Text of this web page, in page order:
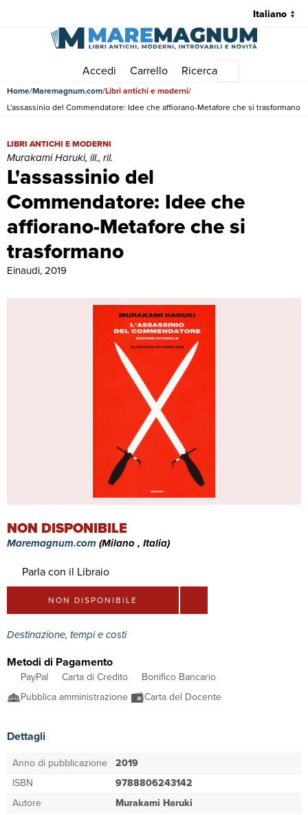
Accedi Carrello Ricerca
Home Maremagnum.com Libri antichi e moderni
L'assassinio del Commendatore: Idee che affiorano-Metafore che si trasformano
L'assassinio del
Commendatore: Idee che
affiorano-Metafore che si
trasformano
L'assassinio del Commendatore: Idee che affiorano-Metafore che
LIBRI ANTICHI E MODERNI
Murakami Haruki, ill., ril.
Einaudi, 2019
NON DISPONIBILE
Maremagnum.com(Milano , Italia)
Parla con il Libraio
NON DISPONIBILE
Destinazione, tempi e costi
Metodi di Pagamento
PayPal Carta di Credito
Bonifico Bancario
Pubblica amministrazione
Carta del Docente
Dettagli
Anno di pubblicazione 2019
ISBN
9788806243142
Autore
Murakami Haruki